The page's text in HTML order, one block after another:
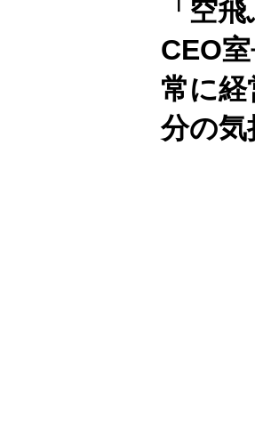
「空
CEO
常に
分の気